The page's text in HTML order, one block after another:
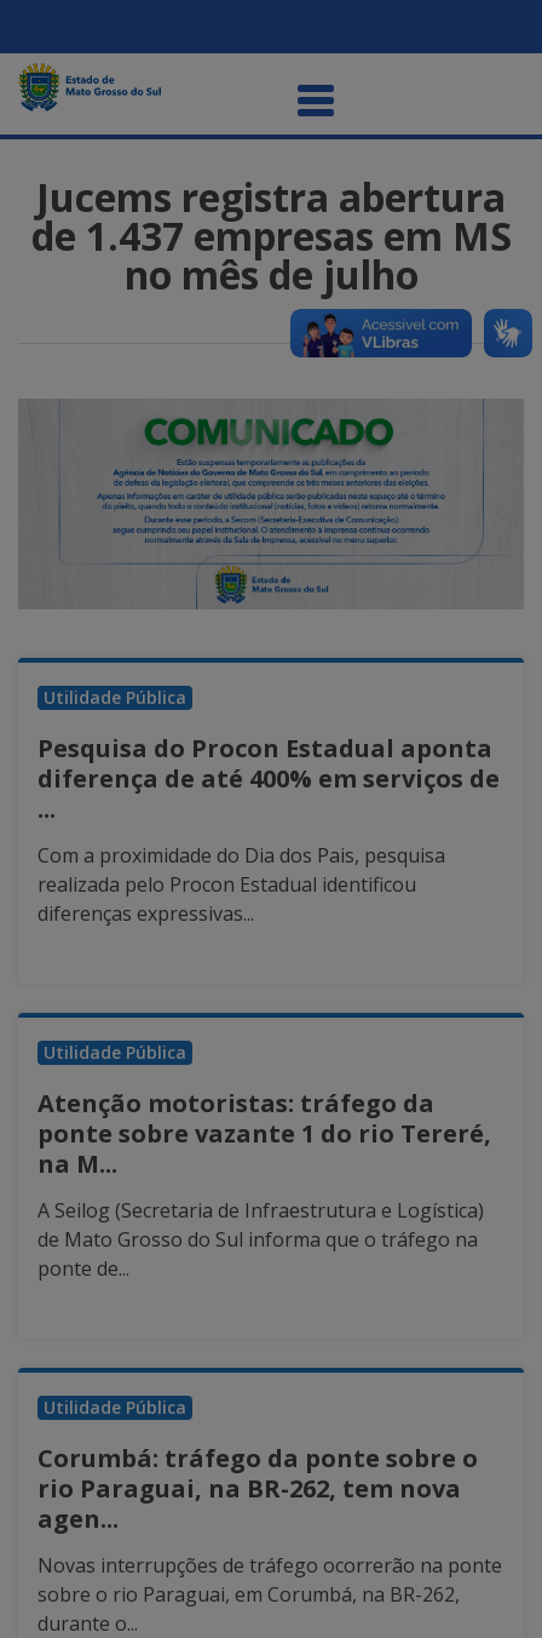
Jucems registra abertura
de 1.437 empresas em MS
no mês de julho
Utilidade Pública
Pesquisa do Procon Estadual aponta
diferença de até 400% em serviços de
...
Com a proximidade do Dia dos Pais, pesquisa
realizada pelo Procon Estadual identificou
diferenças expressivas...
Utilidade Pública
Atenção motoristas: tráfego da
ponte sobre vazante 1 do rio Tereré,
na M...
A Seilog (Secretaria de Infraestrutura e Logística)
de Mato Grosso do Sul informa que o tráfego na
ponte de...
Utilidade Pública
Corumbá: tráfego da ponte sobre o
rio Paraguai, na BR-262, tem nova
agen...
Novas interrupções de tráfego ocorrerão na ponte
sobre o rio Paraguai, em Corumbá, na BR-262,
durante o...